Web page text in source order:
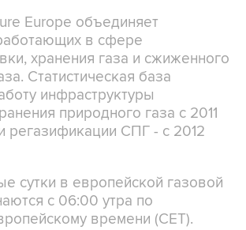
Europe объединяет
в сфере
хранения газа и сжиженного
Статистическая база
инфраструктуры
природного газа с 2011
регазификации СПГ - с 2012
сутки в европейской газовой
c 06:00 утра по
времени (CET).